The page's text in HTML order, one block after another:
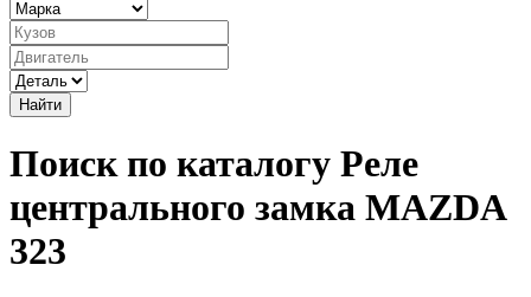
Найти
Поиск по каталогу Реле
центрального замка MAZDA
323